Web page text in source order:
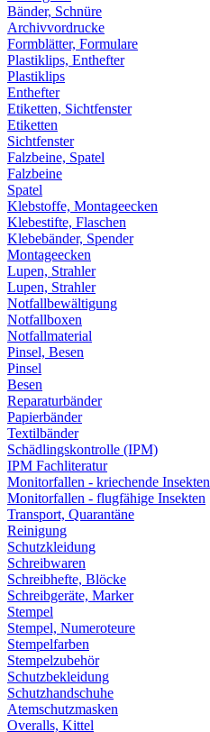
Bänder, Schnüre
Archivvordrucke
Formblätter, Formulare
Plastiklips, Enthefter
Plastiklips
Enthefter
Etiketten, Sichtfenster
Etiketten
Sichtfenster
Falzbeine, Spatel
Falzbeine
Spatel
Klebstoffe, Montageecken
Klebestifte, Flaschen
Klebebänder, Spender
Montageecken
Lupen, Strahler
Lupen, Strahler
Notfallbewältigung
Notfallboxen
Notfallmaterial
Pinsel, Besen
Pinsel
Besen
Reparaturbänder
Papierbänder
Textilbänder
Schädlingskontrolle (IPM)
IPM Fachliteratur
Monitorfallen - kriechende Insekten
Monitorfallen - flugfähige Insekten
Transport, Quarantäne
Reinigung
Schutzkleidung
Schreibwaren
Schreibhefte, Blöcke
Schreibgeräte, Marker
Stempel
Stempel, Numeroteure
Stempelfarben
Stempelzubehör
Schutzbekleidung
Schutzhandschuhe
Atemschutzmasken
Overalls, Kittel